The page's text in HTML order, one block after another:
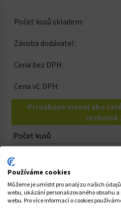
Počet kusů skladem:
Zásoba dodávatel :
Cena bez DPH:
Cena vč. DPH:
Pri nákupe menej ako
rozbalné
Počet kusů
Celkem za
Používáme cookies
Můžeme je umístit pro analýzu našich
webu, ukázání personalizovaného obsahu
webu. Pro více informací o cookies